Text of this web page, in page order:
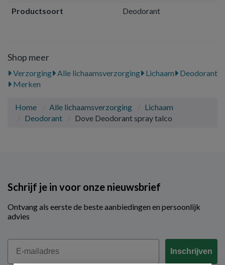
Productsoort
Deodorant
Shop meer
Verzorging Alle lichaamsverzorging Lichaam
Deodorant
Merken
Home Alle lichaamsverzorging
Lichaam
Deodorant
Dove Deodorant spray talco
Schrijf je in voor onze nieuwsbrief
Ontvang als eerste de beste aanbiedingen en persoonlijk
advies
Email
Inschrijven